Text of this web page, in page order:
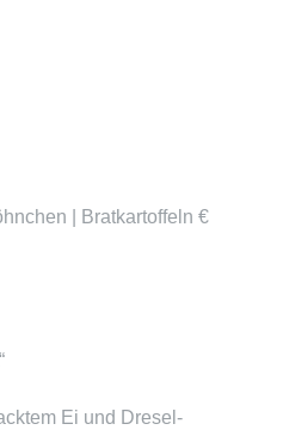
| Bratkartoffeln €
Ei und Dresel-